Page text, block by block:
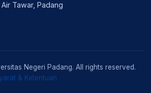
Tawar, Padang
Negeri Padang. All rights reserved.
& Ketentuan